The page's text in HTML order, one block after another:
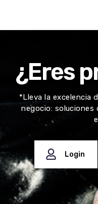
¿Eres
*Lleva la excelencia
negocio: soluciones
Login